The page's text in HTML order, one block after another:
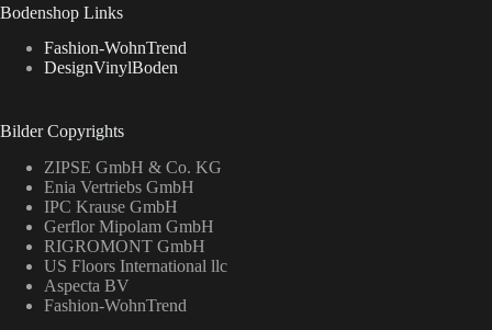
Bodenshop Links
Fashion-WohnTrend
DesignVinylBoden
Bilder Copyrights
ZIPSE GmbH & Co. KG
Enia Vertriebs GmbH
IPC Krause GmbH
Gerflor Mipolam GmbH
RIGROMONT GmbH
US Floors International llc
Aspecta BV
Fashion-WohnTrend